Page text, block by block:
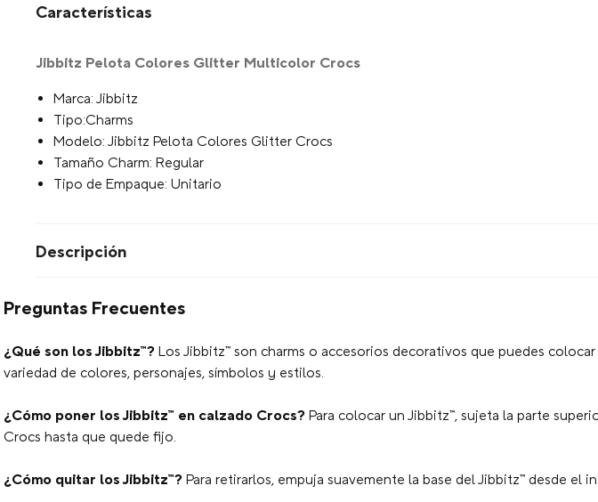
Características
Jibbitz Pelota Colores Glitter Multicolor Crocs
Marca: Jibbitz
Tipo:Charms
Modelo: Jibbitz Pelota Colores Glitter Crocs
Tamaño Charm: Regular
Tipo de Empaque: Unitario
Descripción
Preguntas Frecuentes
¿Qué son los Jibbitz™? Los Jibbitz™ son charms o accesorios decorativos que puedes
variedad de colores, personajes, símbolos y estilos.
¿Cómo poner los Jibbitz™ en calzado Crocs? Para colocar un Jibbitz™, sujeta la parte
Crocs hasta que quede fijo.
¿Cómo quitar los Jibbitz™? Para retirarlos, empuja suavemente la base del Jibbitz™ desde